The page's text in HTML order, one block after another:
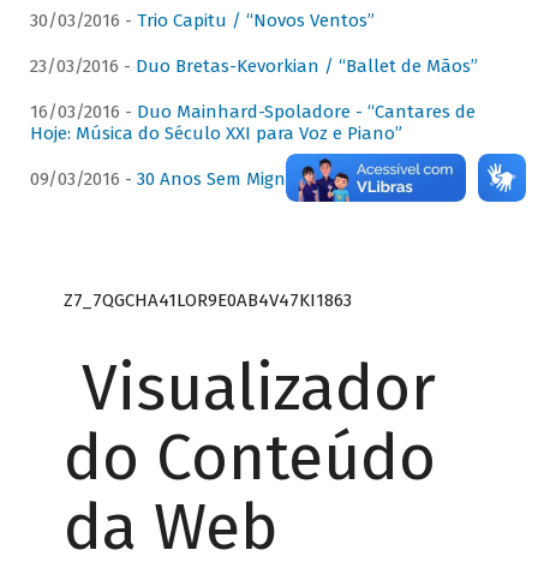
30/03/2016 - Trio Capitu / “Novos Ventos”
23/03/2016 - Duo Bretas-Kevorkian / “Ballet de Mãos”
16/03/2016 - Duo Mainhard-Spoladore - “Cantares de
Hoje: Música do Século XXI para Voz e Piano”
09/03/2016 - 30 Anos Sem Mignone
Z7_7QGCHA41LOR9E0AB4V47KI1863
Visualizador
do Conteúdo
da Web